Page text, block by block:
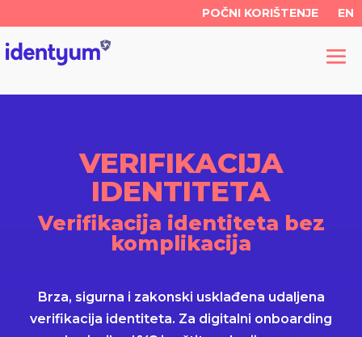
POČNI KORIŠTENJE EN
VERIFIKACIJA
IDENTITETA
Verifikacija identiteta bez
komplikacija
Brza, sigurna i zakonski usklađena udaljena
verifikacija identiteta. Za digitalni onboarding